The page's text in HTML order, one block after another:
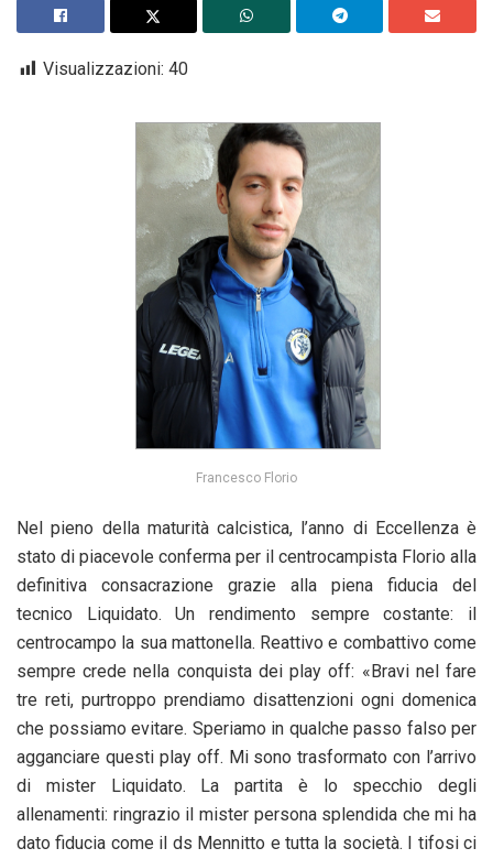
Visualizzazioni: 40
Francesco Florio
Nel pieno della maturità calcistica, l’anno di Eccellenza è
stato di piacevole conferma per il centrocampista Florio alla
definitiva consacrazione grazie alla piena fiducia del
tecnico Liquidato. Un rendimento sempre costante: il
centrocampo la sua mattonella. Reattivo e combattivo come
sempre crede nella conquista dei play off: «Bravi nel fare
tre reti, purtroppo prendiamo disattenzioni ogni domenica
che possiamo evitare. Speriamo in qualche passo falso per
agganciare questi play off. Mi sono trasformato con l’arrivo
di mister Liquidato. La partita è lo specchio degli
allenamenti: ringrazio il mister persona splendida che mi ha
dato fiducia come il ds Mennitto e tutta la società. I tifosi ci